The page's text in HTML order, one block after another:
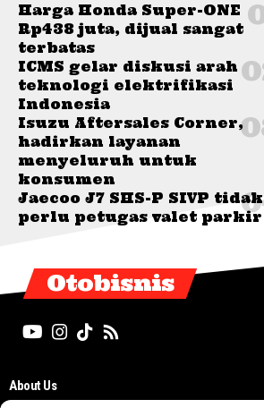
Harga Honda Super-ONE
Rp438 juta, dijual sangat
terbatas
ICMS gelar diskusi arah
teknologi elektrifikasi
Indonesia
Isuzu Aftersales Corner,
hadirkan layanan
menyeluruh untuk
konsumen
Jaecoo J7 SHS-P SIVP tidak
perlu petugas valet parkir
Otobisnis
About Us